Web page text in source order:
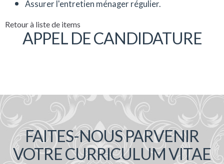
Assurer l'entretien ménager régulier.
Retour à liste de items
APPEL DE CANDIDATURE
FAITES-NOUS PARVENIR
VOTRE CURRICULUM VITAE